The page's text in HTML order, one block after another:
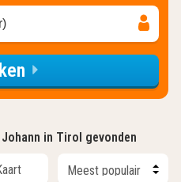
in Tirol gevonden